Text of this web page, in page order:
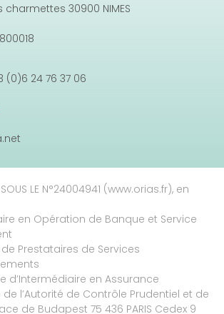
charmettes 30900 NIMES
(0)6 24 76 37 06
LE N°24004941 (www.orias.fr), en
en Opération de Banque et Service
Prestataires de Services
d’Intermédiaire en Assurance
l’Autorité de Contrôle Prudentiel et de
de Budapest 75 436 PARIS Cedex 9